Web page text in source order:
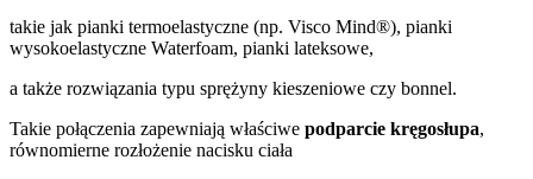
takie jak pianki termoelastyczne (np. Visco Mind®), pianki
wysokoelastyczne Waterfoam, pianki lateksowe,
a także rozwiązania typu sprężyny kieszeniowe czy bonnel.
Takie połączenia zapewniają właściwe podparcie kręgosłupa,
równomierne rozłożenie nacisku ciała